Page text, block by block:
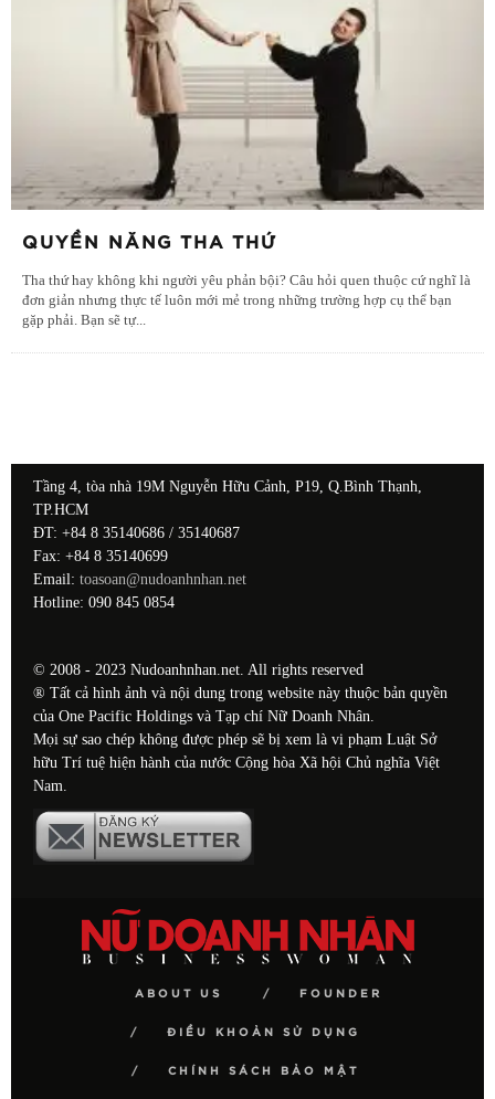
QUYỀN NĂNG THA THỨ
Tha thứ hay không khi người yêu phản bội? Câu hỏi quen thuộc cứ nghĩ là
đơn giản nhưng thực tế luôn mới mẻ trong những trường hợp cụ thể bạn
gặp phải. Bạn sẽ tự...
Tầng 4, tòa nhà 19M Nguyễn Hữu Cảnh, P19, Q.Bình Thạnh,
TP.HCM
ĐT: +84 8 35140686 / 35140687
Fax: +84 8 35140699
Email: toasoan@nudoanhnhan.net
Hotline: 090 845 0854
© 2008 - 2023 Nudoanhnhan.net. All rights reserved
® Tất cả hình ảnh và nội dung trong website này thuộc bản quyền
của One Pacific Holdings và Tạp chí Nữ Doanh Nhân.
Mọi sự sao chép không được phép sẽ bị xem là vi phạm Luật Sở
hữu Trí tuệ hiện hành của nước Cộng hòa Xã hội Chủ nghĩa Việt
Nam.
ABOUT US FOUNDER
ĐIỀU KHOẢN SỬ DỤNG
CHÍNH SÁCH BẢO MẬT